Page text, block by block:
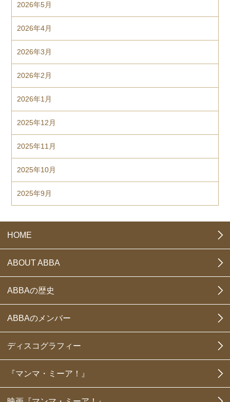
2026年5月
2026年4月
2026年3月
2026年2月
2026年1月
2025年12月
2025年11月
2025年10月
2025年9月
HOME
ABOUT ABBA
ABBAの歴史
ABBAのメンバー
ディスコグラフィー
『マンマ・ミーア！』